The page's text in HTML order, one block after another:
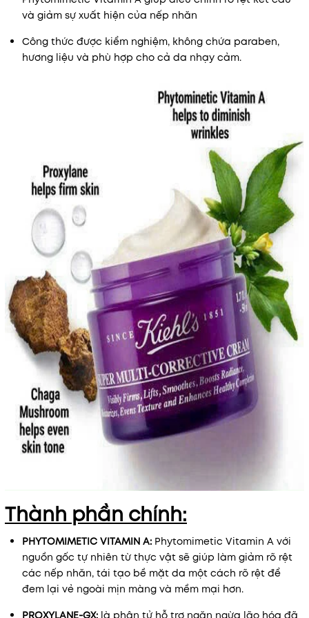
và giảm sự xuất hiện của nếp nhăn
Công thức được kiểm nghiệm, không chứa paraben,
hương liệu và phù hợp cho cả da nhạy cảm.
Thành phần chính:
PHYTOMIMETIC VITAMIN A: Phytomimetic Vitamin A với
nguồn gốc tự nhiên từ thực vật sẽ giúp làm giảm rõ rệt
các nếp nhăn, tái tạo bề mặt da một cách rõ rệt để
đem lại vẻ ngoài mịn màng và mềm mại hơn.
PROXYLANE-GX: là phân tử hỗ trợ ngăn ngừa lão hóa đã